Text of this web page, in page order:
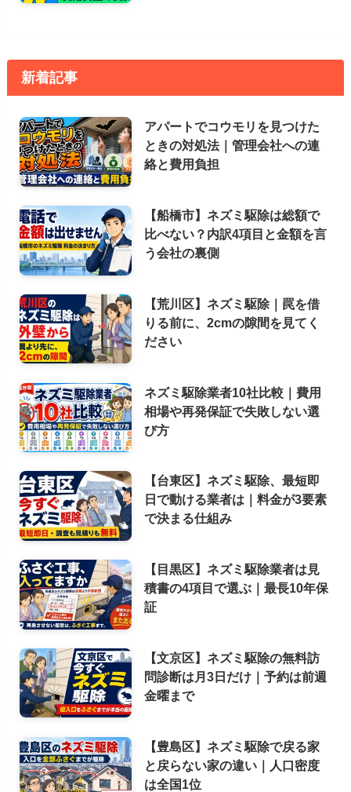
新着記事
アパートでコウモリを見つけた
ときの対処法｜管理会社への連
絡と費用負担
【船橋市】ネズミ駆除は総額で
比べない？内訳4項目と金額を言
う会社の裏側
【荒川区】ネズミ駆除｜罠を借
りる前に、2cmの隙間を見てく
ださい
ネズミ駆除業者10社比較｜費用
相場や再発保証で失敗しない選
び方
【台東区】ネズミ駆除、最短即
日で動ける業者は｜料金が3要素
で決まる仕組み
【目黒区】ネズミ駆除業者は見
積書の4項目で選ぶ｜最長10年保
証
【文京区】ネズミ駆除の無料訪
問診断は月3日だけ｜予約は前週
金曜まで
【豊島区】ネズミ駆除で戻る家
と戻らない家の違い｜人口密度
は全国1位